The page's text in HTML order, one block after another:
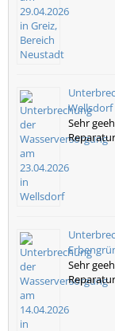
Wellsdorf
Sehr
Sehr